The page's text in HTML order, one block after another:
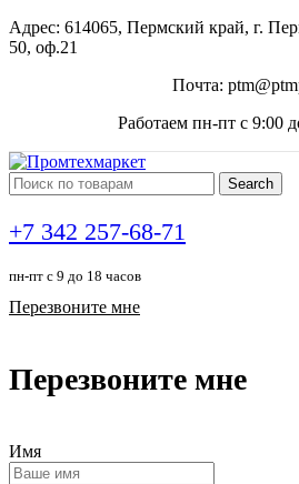
Адрес: 614065, Пермский край, г.
50, оф.21
Почта:
Работаем пн-пт с 9:00
Search
+7 342 257-68-71
пн-пт с 9 до 18 часов
Перезвоните мне
Перезвоните мне
Имя